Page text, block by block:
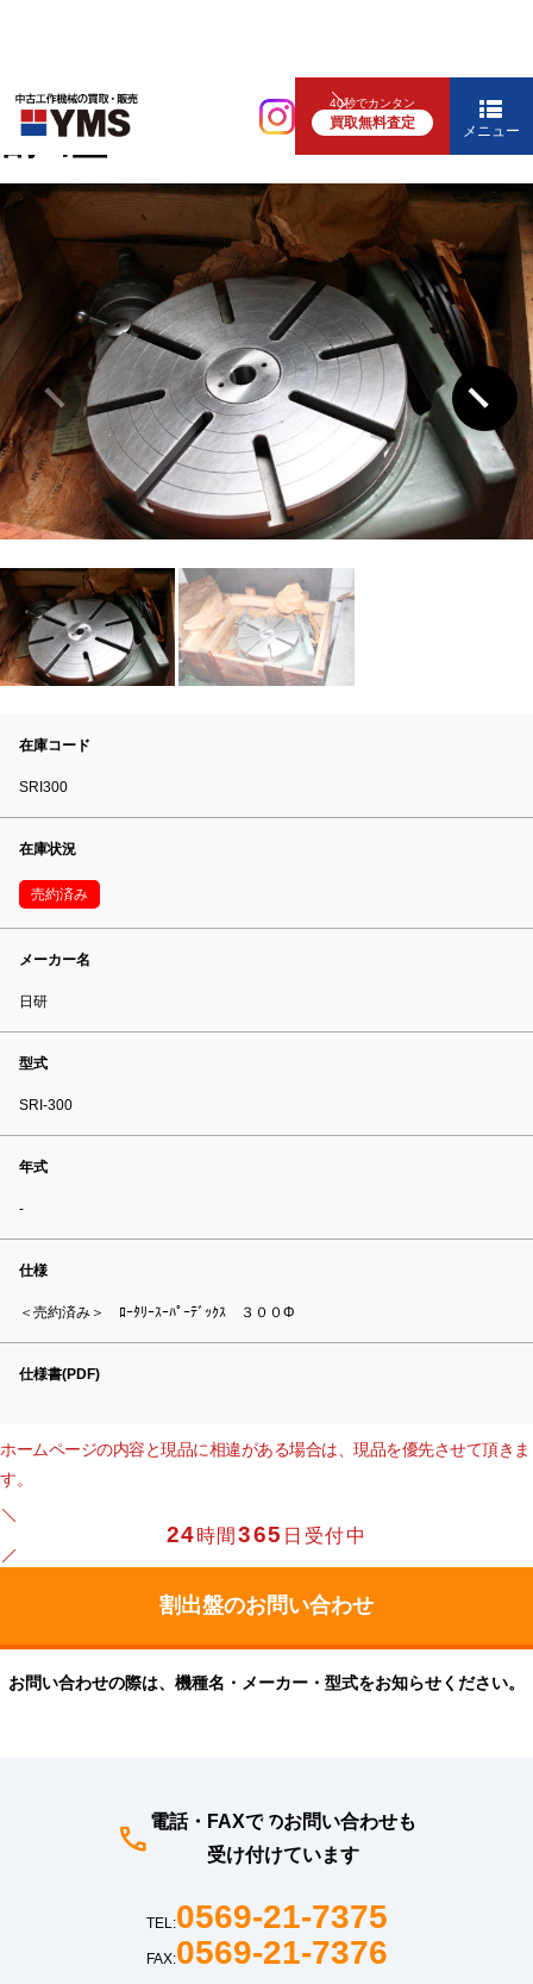
40秒でカンタン
買取無料査定 メニュー
各種テーブル
割出盤
在庫コード
SRI300
在庫状況
売約済み
メーカー名
日研
型式
SRI-300
年式
-
仕様
＜売約済み＞ ﾛｰﾀﾘｰｽｰﾊﾟｰﾃﾞｯｸｽ ３００Φ
仕様書(PDF)
ホームページの内容と現品に相違がある場合は、現品を優先させて頂きま
す。
24時間365 日受付中
お問い合わせの際は、機種名・メーカー・型式をお知らせください。
電話・FAXでのお問い合わせも
受け付けています
TEL:0569-21-7375
FAX:0569-21-7376